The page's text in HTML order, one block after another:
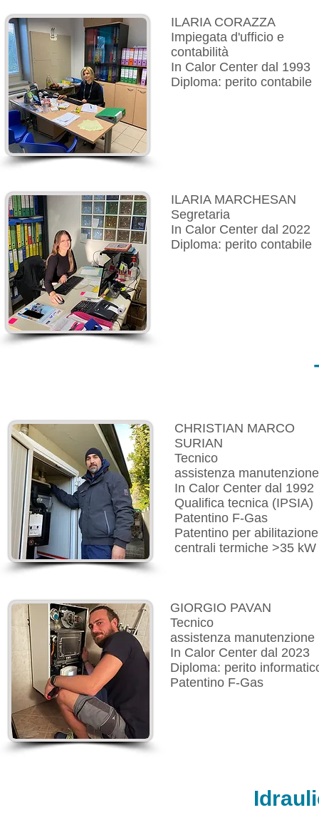
ILARIA CORAZZA
Impiegata d'ufficio e
contabilità
In Calor Center dal 1993
Diploma: perito contabile
ILARIA MARCHESAN
Segretaria
In Calor Center dal 2022
Diploma: perito contabile
CHRISTIAN MARCO
SURIAN
Tecnico
assistenza manutenzione
In Calor Center dal 1992
Qualifica tecnica (IPSIA)
Patentino F-Gas
Patentino per abilitazione
centrali termiche >35 kW
GIORGIO PAVAN
Tecnico
assistenza manutenzione
In Calor Center dal 2023
Diploma: perito
Patentino F-Gas